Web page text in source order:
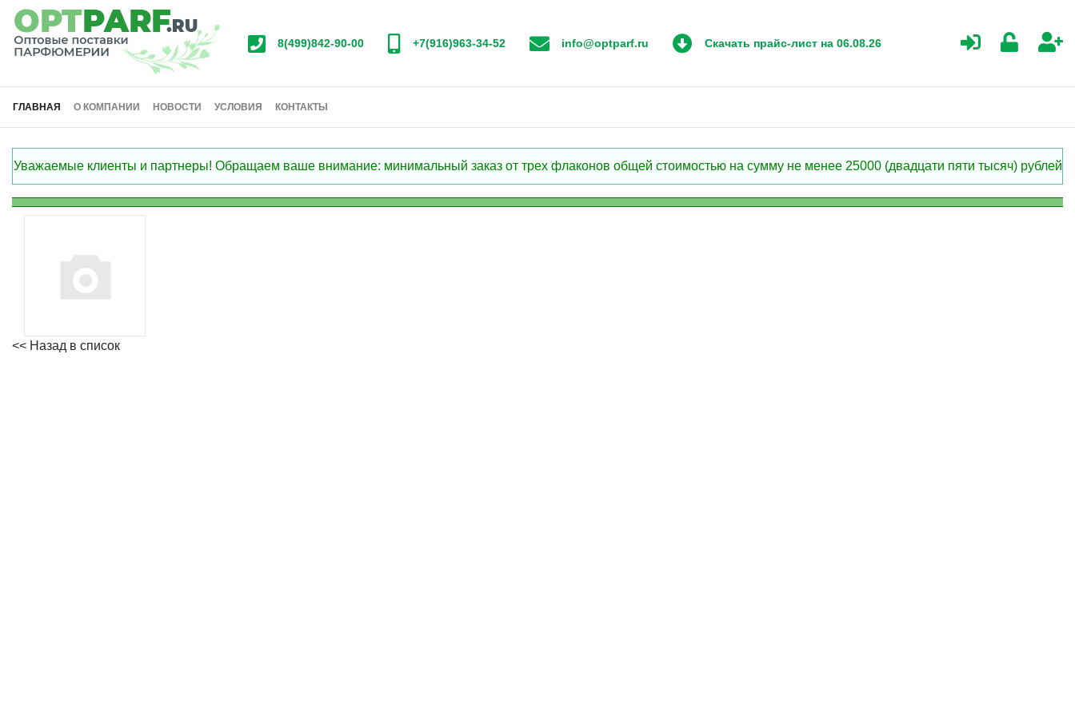
8(499)842-90-00 +7(916)963-34-52 info@optparf.ru Скачать прайс-лист на 06.08.26
ГЛАВНАЯ О КОМПАНИИ НОВОСТИ УСЛОВИЯ КОНТАКТЫ
Уважаемые клиенты и партнеры! Обращаем ваше внимание: минимальный заказ от трех флаконов общей стоимостью на сумму не менее 25000 (двадцати пяти тысяч) рублей
<< Назад в список